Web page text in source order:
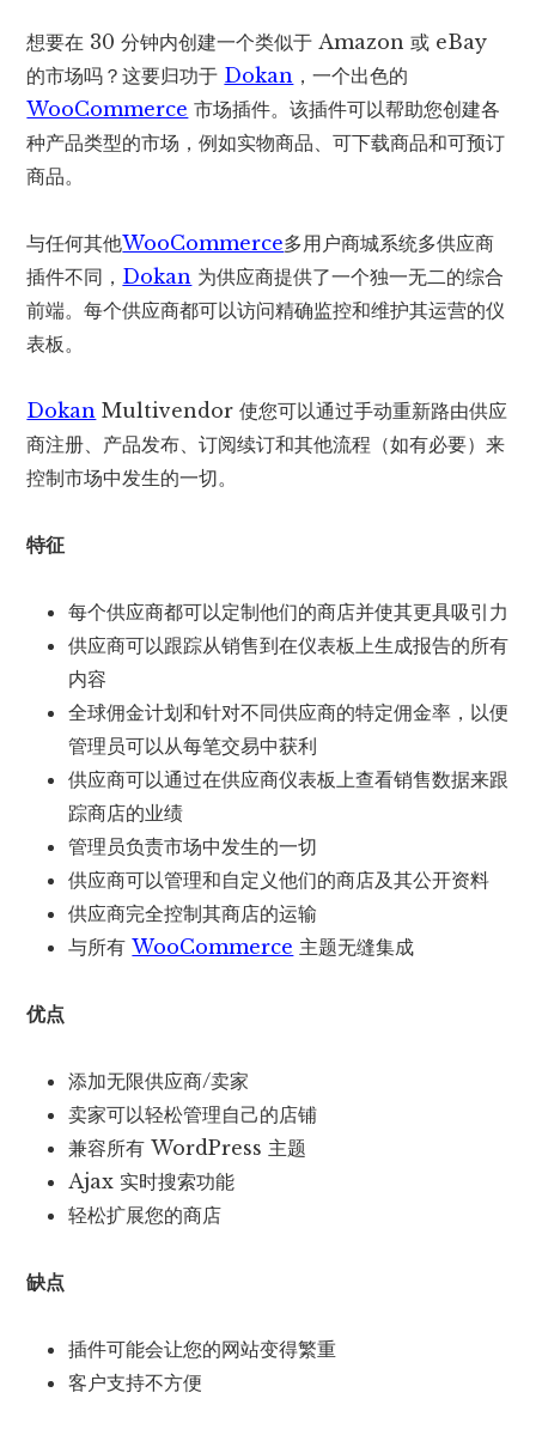
想要在 30 分钟内创建一个类似于 Amazon 或 eBay
的市场吗？这要归功于 Dokan ，一个出色的
WooCommerce 市场插件。该插件可以帮助您创建各
种产品类型的市场，例如实物商品、可下载商品和可预订
商品。
与任何其他WooCommerce多用户商城系统多供应商
插件不同， Dokan 为供应商提供了一个独一无二的综合
前端。每个供应商都可以访问精确监控和维护其运营的仪
表板。
Dokan Multivendor 使您可以通过手动重新路由供应
商注册、产品发布、订阅续订和其他流程（如有必要）来
控制市场中发生的一切。
特征
每个供应商都可以定制他们的商店并使其更具吸引力
供应商可以跟踪从销售到在仪表板上生成报告的所有
内容
全球佣金计划和针对不同供应商的特定佣金率，以便
管理员可以从每笔交易中获利
供应商可以通过在供应商仪表板上查看销售数据来跟
踪商店的业绩
管理员负责市场中发生的一切
供应商可以管理和自定义他们的商店及其公开资料
供应商完全控制其商店的运输
与所有WooCommerce 主题无缝集成
优点
添加无限供应商/卖家
卖家可以轻松管理自己的店铺
兼容所有 WordPress 主题
Ajax 实时搜索功能
轻松扩展您的商店
缺点
插件可能会让您的网站变得繁重
客户支持不方便